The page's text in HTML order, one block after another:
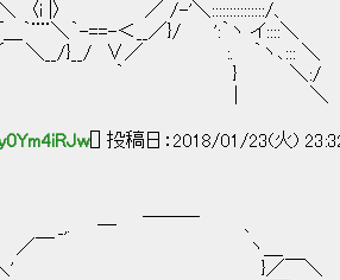
i |〉 ／ /-'＼:::::::::::::::/、
-==-＜__／}/ ':｀ヽ イ::::＼
}__/ ∨／ :. ｀ヽ､::: ＼
´ ｀ } ＼:/
| ＼
[] 投稿日：2018/01/23(火)
￣￣ ､
￣ ヽ＿
' }／￣＼